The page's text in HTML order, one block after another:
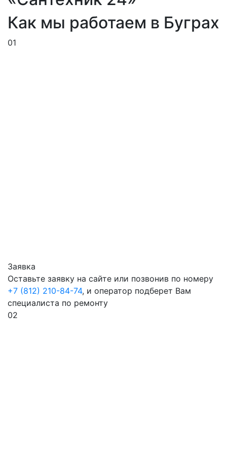
Как мы работаем в Буграх
01
Заявка
Оставьте заявку на сайте или позвонив по номеру
+7 (812) 210-84-74, и оператор подберет Вам
специалиста по ремонту
02